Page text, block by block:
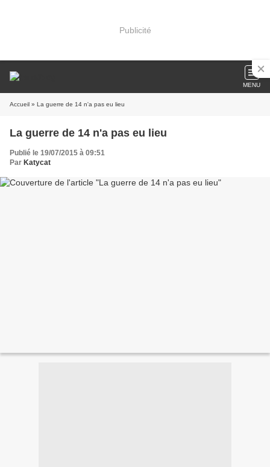
Publicité
MENU
Accueil » La guerre de 14 n'a pas eu lieu
La guerre de 14 n'a pas eu lieu
Publié le 19/07/2015 à 09:51
Par Katycat